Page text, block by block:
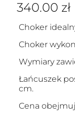
340.00 zł
Choker
Choker
Wymiary
Łańcuszek
cm.
Cena